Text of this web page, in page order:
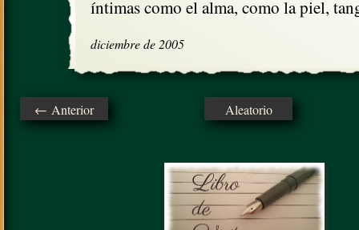
íntimas como el alma, como la piel,
diciembre de 2005
← Anterior Aleatorio